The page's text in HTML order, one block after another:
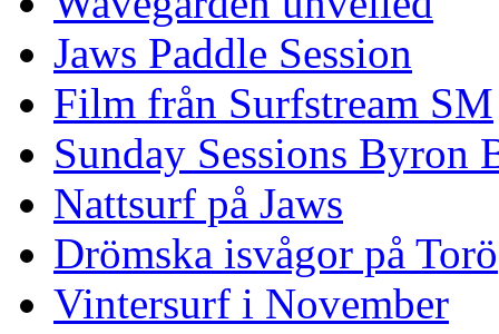
Jaws Paddle Session
Film från Surfstream SM
Sunday Sessions Byron
Nattsurf på Jaws
Drömska isvågor på Torö
Vintersurf i November